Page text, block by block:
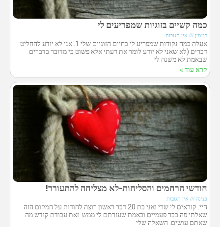
כמה קשיים בזוגיות שמפריעים לי
בנימין אין תגובות
אעלה כמה נקודות שמפריע לי בחיים הזוגיים שלי 1. אני לא יודע להחליט
דברים (לא שאני לא יודע לומר את דעתי אלא פשוט כי מדובר בדברים
שבאמת לא משנה לי
קרא עוד »
חודשי הרחמים והסליחות-לא מצליחה להתעורר!
פנינה אין תגובות
היי. קוראים לי שרי ואני בת 20 דבר ראשון רוצה להודות על המקום הזה.
שאלתי פה כבר פעמיים ובאמת שעזרתם לי ממש. זאת עבודת קודש מה
שאתם עושים. השאלה שלי